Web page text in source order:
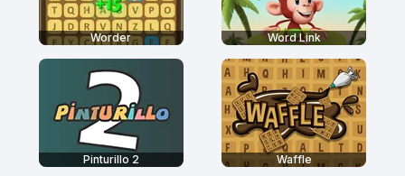
Worder Word Link
Pinturillo 2 Waffle